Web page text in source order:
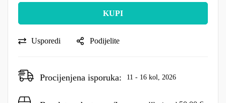
KUPI
Usporedi Podijelite
Procijenjena isporuka: 11 - 16 kol, 2026